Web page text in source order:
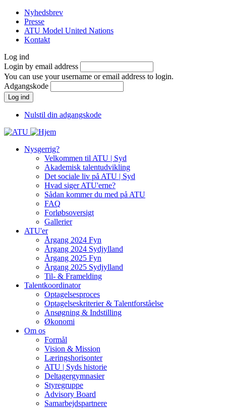
hovedindhold
Menu
Top
Nyhedsbrev
Presse
ATU Model United Nations
Kontakt
Log ind
Login by email address
You can use your username or email address to login.
Adgangskode
Nulstil din adgangskode
navigation
Nysgerrig?
Velkommen til ATU | Syd
Akademisk talentudvikling
Det sociale liv på ATU | Syd
Hvad siger ATU'erne?
Sådan kommer du med på ATU
FAQ
Forløbsoversigt
Gallerier
ATU'er
Årgang 2024 Fyn
Årgang 2024 Sydjylland
Årgang 2025 Fyn
Årgang 2025 Sydjylland
Til- & Framelding
Talentkoordinator
Optagelsesproces
Optagelseskriterier & Talentforståelse
Ansøgning & Indstilling
Økonomi
Om os
Formål
Vision & Mission
Læringshorisonter
ATU | Syds historie
Deltagergymnasier
Styregruppe
Advisory Board
Samarbejdspartnere